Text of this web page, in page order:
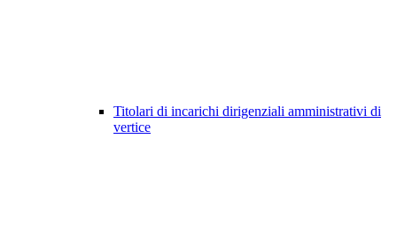
Titolari di incarichi dirigenziali amministrativi di
vertice